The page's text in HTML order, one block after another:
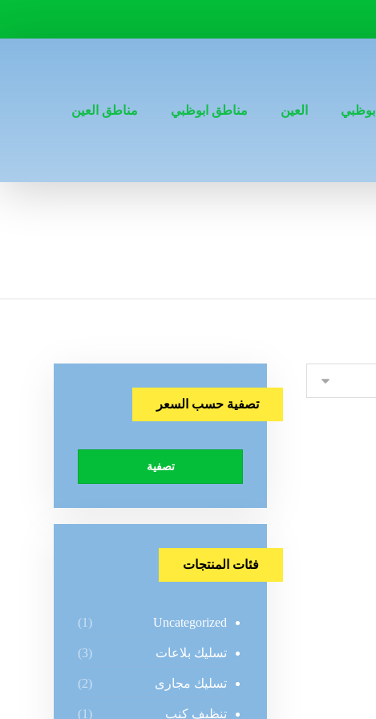
ابوظبي العين مناطق ابوظبي مناطق العين
تصفية حسب السعر
تصفية
فئات المنتجات
Uncategorized
(1)
تسليك بلاعات (3)
تسليك مجارى (2)
تنظيف كنب (1)